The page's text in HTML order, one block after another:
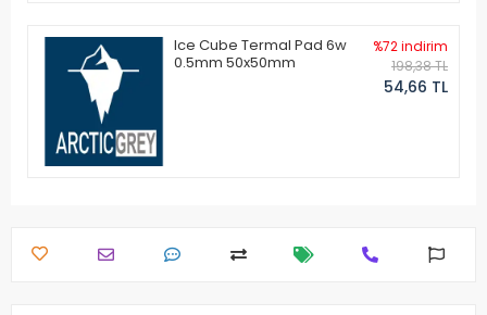
Ice Cube Termal Pad 6w
0.5mm 50x50mm
%72 indirim
198,38 TL
54,66 TL